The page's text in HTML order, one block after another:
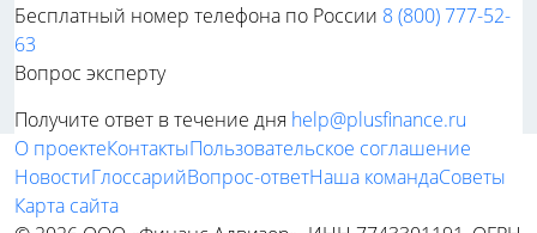
Бесплатный номер телефона по России 8 (800) 777-52-
63
Вопрос эксперту
Получите ответ в течение дня help@plusfinance.ru
О проектеКонтактыПользовательское соглашение
НовостиГлоссарийВопрос-ответНаша командаСоветы
Карта сайта